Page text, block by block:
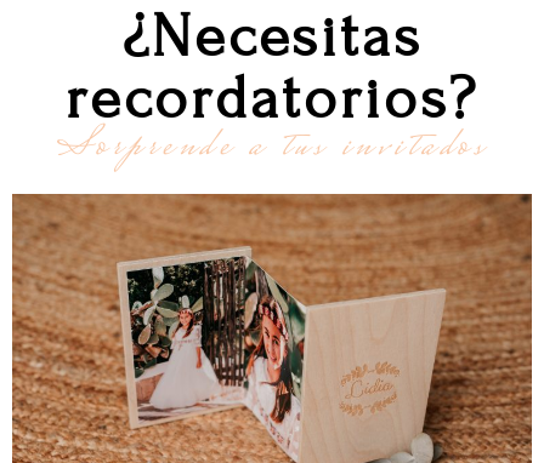
¿Necesitas
recordatorios?
Sorprende a tus invitados